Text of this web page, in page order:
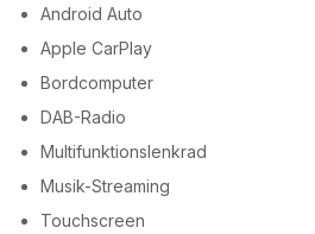
Android Auto
Apple CarPlay
Bordcomputer
DAB-Radio
Multifunktionslenkrad
Musik-Streaming
Touchscreen